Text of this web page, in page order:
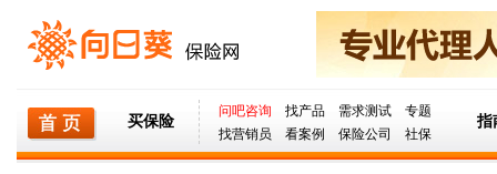
买保险
问吧咨询 找产品 需求测试
专题
找营销员
看案例 保险公司 社保
指